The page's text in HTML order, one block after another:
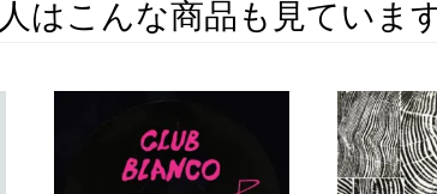
はこんな商品も見ていま